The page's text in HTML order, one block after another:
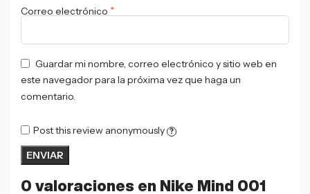
0 valoraciones en Nike Mind 001
Correo electrónico *
Guardar mi nombre, correo electrónico y sitio web en
este navegador para la próxima vez que haga un
comentario.
Post this review anonymously ?